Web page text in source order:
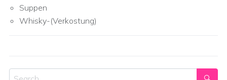
Suppen
Whisky-(Verkostung)
Search